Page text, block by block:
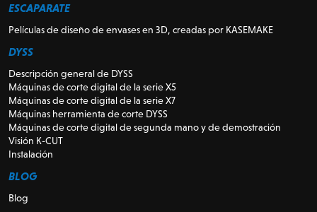
ESCAPARATE
Películas de diseño de envases en 3D, creadas por KASEMAKE
DYSS
Descripción general de DYSS
Máquinas de corte digital de la serie X5
Máquinas de corte digital de la serie X7
Máquinas herramienta de corte DYSS
Máquinas de corte digital de segunda mano y de demostración
Visión K-CUT
Instalación
BLOG
Blog